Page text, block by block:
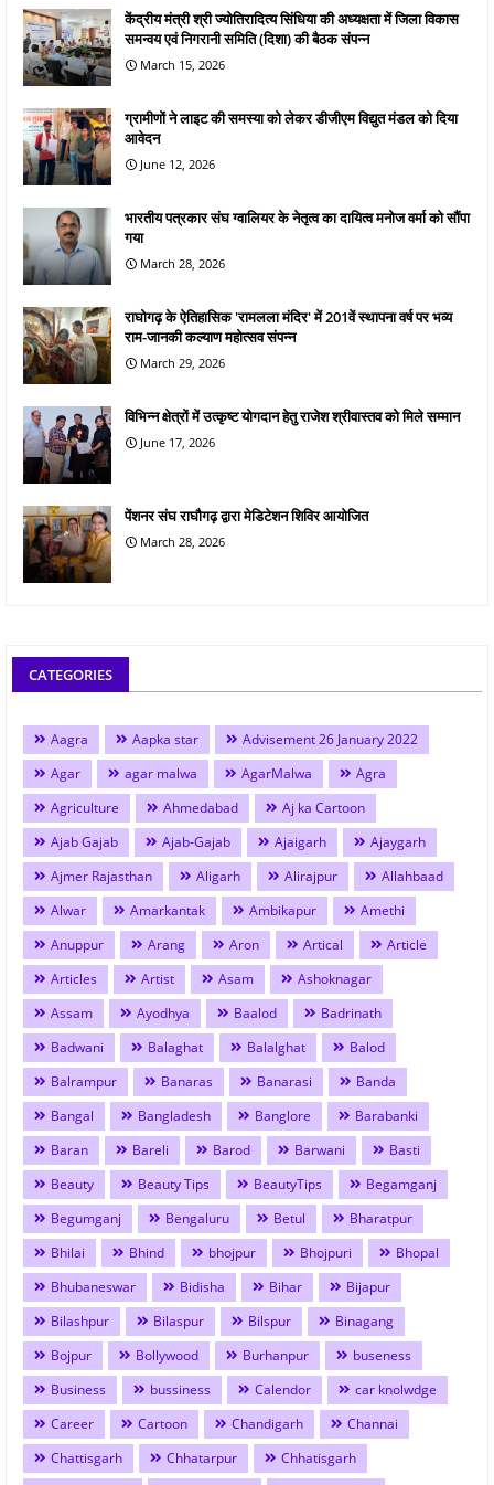
केंद्रीय मंत्री श्री ज्योतिरादित्य सिंधिया की अध्यक्षता में जिला विकास
समन्वय एवं निगरानी समिति (दिशा) की बैठक संपन्न
March 15, 2026
ग्रामीणों ने लाइट की समस्या को लेकर डीजीएम विद्युत मंडल को दिया
आवेदन
June 12, 2026
भारतीय पत्रकार संघ ग्वालियर के नेतृत्व का दायित्व मनोज वर्मा को सौंपा
गया
March 28, 2026
राघोगढ़ के ऐतिहासिक 'रामलला मंदिर' में 201वें स्थापना वर्ष पर भव्य
राम-जानकी कल्याण महोत्सव संपन्न
March 29, 2026
विभिन्न क्षेत्रों में उत्कृष्ट योगदान हेतु राजेश श्रीवास्तव को मिले सम्मान
June 17, 2026
पेंशनर संघ राघौगढ़ द्वारा मेडिटेशन शिविर आयोजित
March 28, 2026
CATEGORIES
Aagra Aapka star
Advisement 26 January 2022
Agar
agar malwa AgarMalwa
Agra
Agriculture
Ahmedabad
Aj ka Cartoon
Ajab Gajab
Ajab-Gajab Ajaigarh
Ajaygarh
Ajmer Rajasthan
Aligarh Alirajpur
Allahbaad
Alwar
Amarkantak Ambikapur
Amethi
Anuppur
Arang Aron Artical
Article
Articles
Artist Asam
Ashoknagar
Assam
Ayodhya Baalod
Badrinath
Badwani
Balaghat Balalghat
Balod
Balrampur
Banaras Banarasi
Banda
Bangal
Bangladesh Banglore
Barabanki
Baran
Bareli Barod Barwani
Basti
Beauty
Beauty Tips BeautyTips
Begamganj
Begumganj
Bengaluru Betul
Bharatpur
Bhilai
Bhind bhojpur Bhojpuri
Bhopal
Bhubaneswar
Bidisha Bihar
Bijapur
Bilashpur
Bilaspur Bilspur
Binagang
Bojpur
Bollywood Burhanpur
buseness
Business
bussiness Calendor
car knolwdge
Career
Cartoon Chandigarh
Channai
Chattisgarh
Chhatarpur
Chhatisgarh